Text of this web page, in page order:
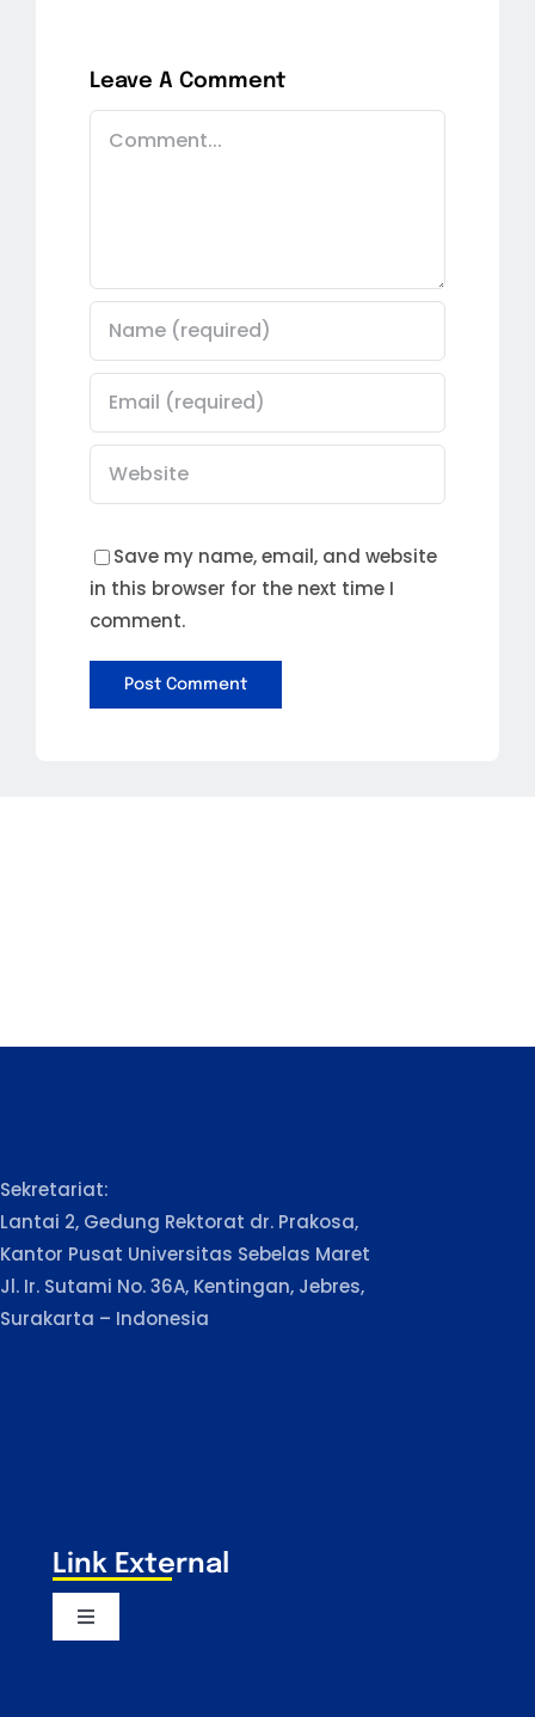
Leave A Comment
Save my name, email, and website
in this browser for the next time I
comment.
Sekretariat:
Lantai 2, Gedung Rektorat dr. Prakosa,
Kantor Pusat Universitas Sebelas Maret
Jl. Ir. Sutami No. 36A, Kentingan, Jebres,
Surakarta – Indonesia
Link External
Toggle